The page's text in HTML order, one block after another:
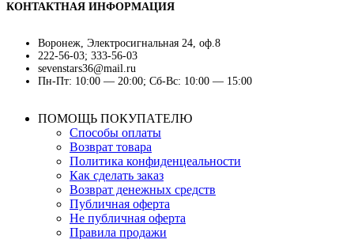
КОНТАКТНАЯ ИНФОРМАЦИЯ
Воронеж, Электросигнальная 24, оф.8
222-56-03; 333-56-03
sevenstars36@mail.ru
Пн-Пт: 10:00 — 20:00; Сб-Вс: 10:00 — 15:00
ПОМОЩЬ ПОКУПАТЕЛЮ
Способы оплаты
Возврат товара
Политика конфиденцеальности
Как сделать заказ
Возврат денежных средств
Публичная оферта
Не публичная оферта
Правила продажи